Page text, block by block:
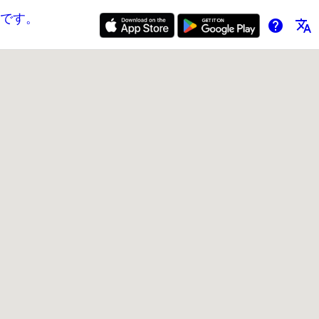
す。
help translate